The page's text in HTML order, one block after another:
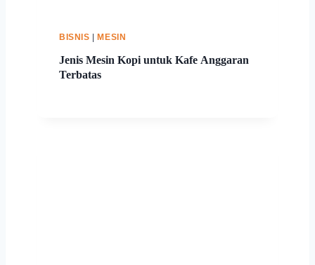
BISNIS MESIN
Jenis Mesin Kopi untuk Kafe Anggaran
Terbatas